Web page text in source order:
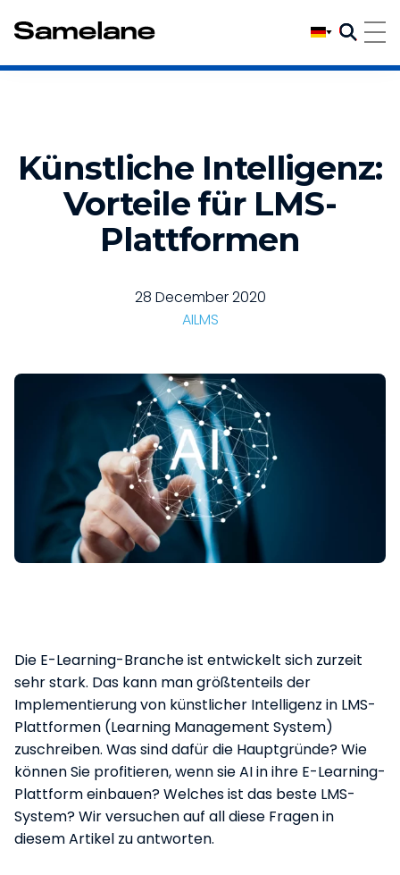
Künstliche Intelligenz:
Vorteile für LMS-
Plattformen
28 December 2020
AILMS
Die E-Learning-Branche ist entwickelt sich zurzeit
sehr stark. Das kann man größtenteils der
Implementierung von künstlicher Intelligenz in LMS-
Plattformen (Learning Management System)
zuschreiben. Was sind dafür die Hauptgründe? Wie
können Sie profitieren, wenn sie AI in ihre E-Learning-
Plattform einbauen? Welches ist das beste LMS-
System? Wir versuchen auf all diese Fragen in
diesem Artikel zu antworten.